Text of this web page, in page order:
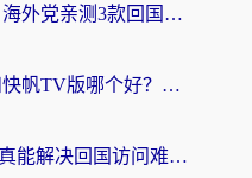
穿梭和巨鲸哪个好？海外党亲测3款回国加速器，教你避开90%的坑
海外党必看：斧牛和快帆TV版哪个好？3分钟选对回国加速器，无缝刷B站、追热剧
海外党必看：yy vpn真能解决回国访问难题？附云极initap测评+免费方案对比